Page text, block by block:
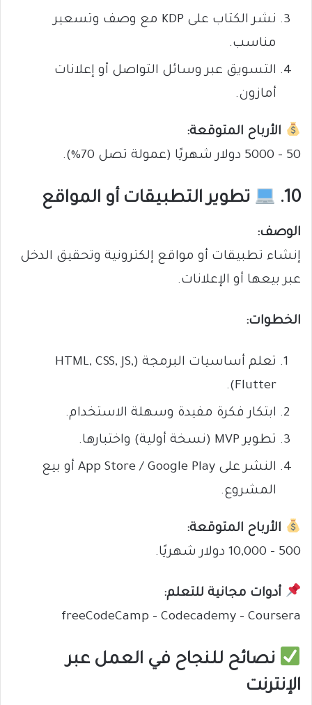
نشر الكتاب على KDP مع وصف وتسعير
مناسب.
التسويق عبر وسائل التواصل أو إعلانات
أمازون.
الأرباح المتوقعة:
50 – 5000 دولار شهريًا (عمولة تصل 70%).
10. تطوير التطبيقات أو المواقع
الوصف:
إنشاء تطبيقات أو مواقع إلكترونية وتحقيق الدخل
عبر بيعها أو الإعلانات.
الخطوات:
تعلم أساسيات البرمجة (HTML, CSS, JS,
Flutter).
ابتكار فكرة مفيدة وسهلة الاستخدام.
تطوير MVP (نسخة أولية) واختبارها.
النشر على App Store / Google Play أو بيع
المشروع.
الأرباح المتوقعة:
500 – 10,000 دولار شهريًا.
أدوات مجانية للتعلم:
freeCodeCamp – Codecademy – Coursera
نصائح للنجاح في العمل عبر
الإنترنت